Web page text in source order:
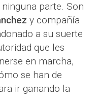
parte. Son
y compañía
a su suerte
que les
en marcha,
se han de
ir ganando la